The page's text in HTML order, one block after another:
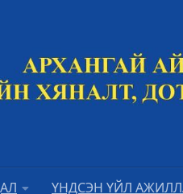
ҮНДСЭН ҮЙЛ